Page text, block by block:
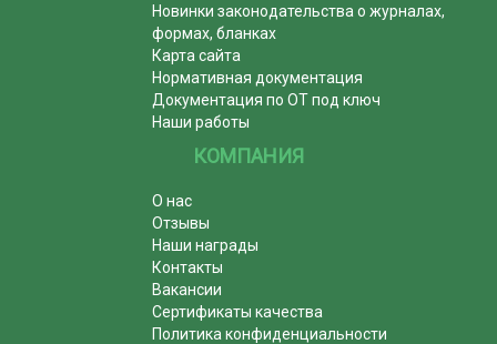
Новинки законодательства о журналах,
формах, бланках
Карта сайта
Нормативная документация
Документация по ОТ под ключ
Наши работы
КОМПАНИЯ
О нас
Отзывы
Наши награды
Контакты
Вакансии
Сертификаты качества
Политика конфиденциальности